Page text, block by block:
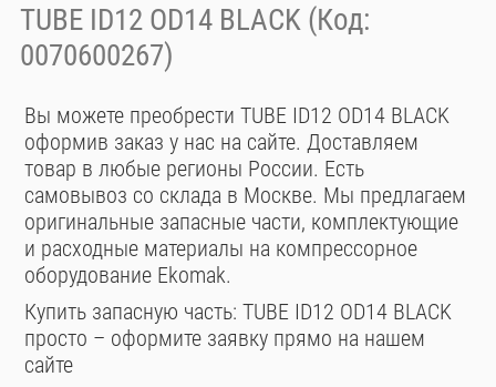
TUBE ID12 OD14 BLACK (Код:
0070600267)
Вы можете преобрести TUBE ID12 OD14 BLACK
оформив заказ у нас на сайте. Доставляем
товар в любые регионы России. Есть
самовывоз со склада в Москве. Мы предлагаем
оригинальные запасные части, комплектующие
и расходные материалы на компрессорное
оборудование Ekomak.
Купить запасную часть: TUBE ID12 OD14 BLACK
просто – оформите заявку прямо на нашем
сайте